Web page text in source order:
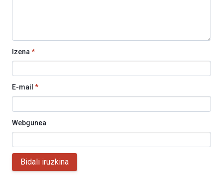
Izena *
E-mail *
Webgunea
Bidali iruzkina